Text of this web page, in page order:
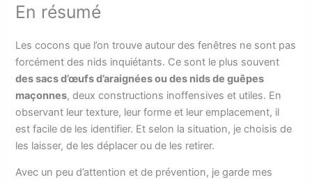
En résumé
Les cocons que l’on trouve autour des fenêtres ne sont pas
forcément des nids inquiétants. Ce sont le plus souvent
des sacs d’œufs d’araignées ou des nids de guêpes
maçonnes, deux constructions inoffensives et utiles. En
observant leur texture, leur forme et leur emplacement, il
est facile de les identifier. Et selon la situation, je choisis de
les laisser, de les déplacer ou de les retirer.
Avec un peu d’attention et de prévention, je garde mes